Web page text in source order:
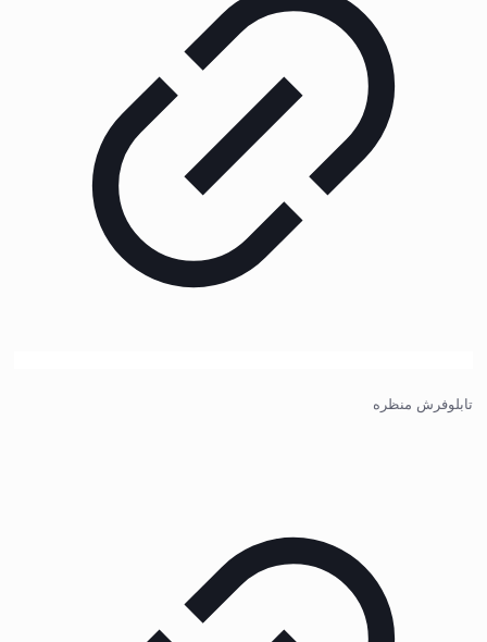
تابلوفرش منظره